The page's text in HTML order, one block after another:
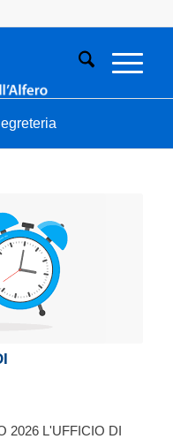
2026 L'UFFICIO DI